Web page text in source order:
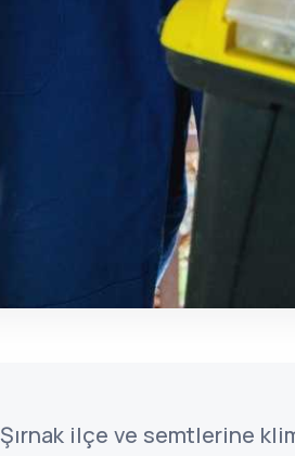
Şırnak ilçe ve semtlerine